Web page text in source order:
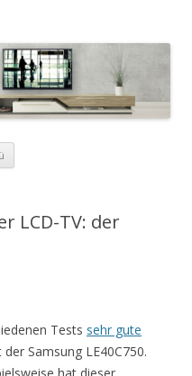
Zum
LCD-TV: der
Tests sehr gute
Samsung LE40C750.